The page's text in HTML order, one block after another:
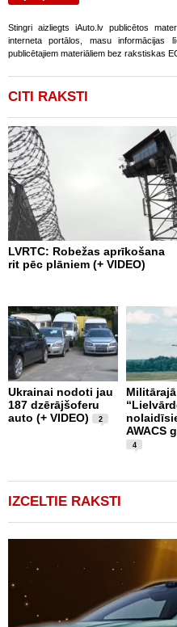
Stingri aizliegts iAuto.lv publicētos
interneta portālos, masu
publicētajiem materiāliem bez rakstiskas
CITI RAKSTI
LVRTC: Robežas aprīkošana
rit pēc plāniem (+ VIDEO)
Ukrainai nodoti jau
187 dzērājšoferu
auto (+ VIDEO)
2
AWACS
4
IZCELTIE RAKSTI